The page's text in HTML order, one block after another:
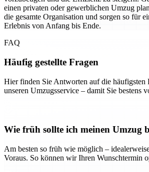
einen privaten oder gewerblichen Umzug
die gesamte Organisation und sorgen so für
Erlebnis von Anfang bis Ende.
FAQ
Häufig gestellte Fragen
Hier finden Sie Antworten auf die häufigsten
unseren Umzugsservice – damit Sie bestens
Wie früh sollte ich meinen Umzug
Am besten so früh wie möglich –
Voraus. So können wir Ihren Wunschtermin